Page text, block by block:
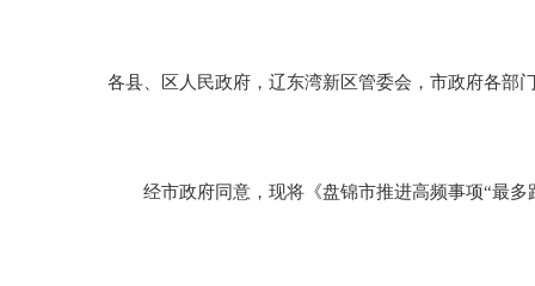
各县、区人民政府，辽东湾新区管委会，市政府各部
经市政府同意，现将《盘锦市推进高频事项“最多